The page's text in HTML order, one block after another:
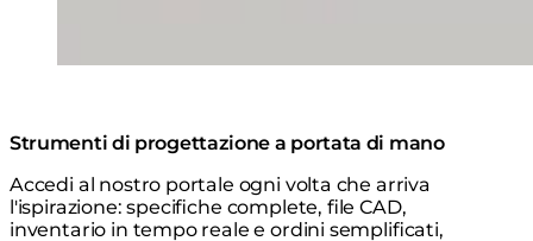
Strumenti di progettazione a portata di mano
Accedi al nostro portale ogni volta che arriva
l'ispirazione: specifiche complete, file CAD,
inventario in tempo reale e ordini semplificati,